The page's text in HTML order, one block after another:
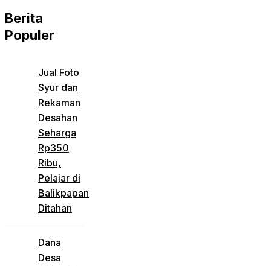
Berita
Populer
Jual Foto
Syur dan
Rekaman
Desahan
Seharga
Rp350
Ribu,
Pelajar di
Balikpapan
Ditahan
Dana
Desa